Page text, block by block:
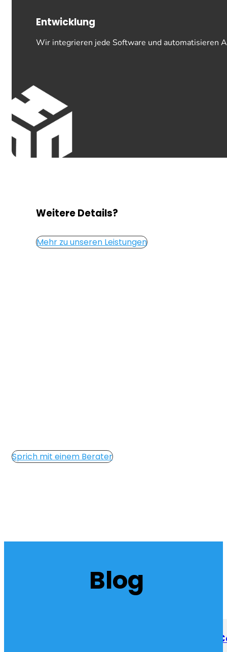
Entwicklung
Wir integrieren jede Software und automatisieren
Weitere Details?
Mehr zu unseren Leistungen
Sprich mit einem Berater
Blog
Adalo – Von der Idee zur App ohne